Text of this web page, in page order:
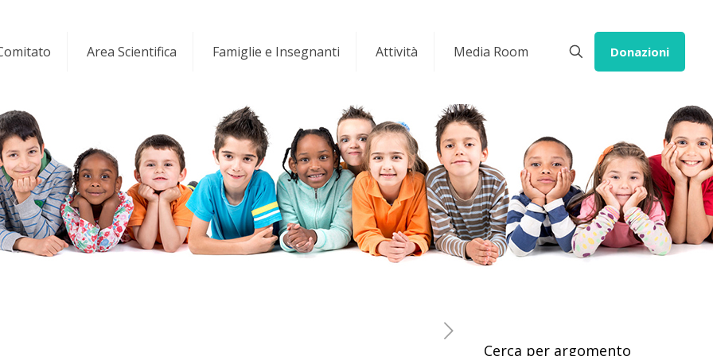
Area Scientifica Famiglie e Insegnanti Attività Media Room Donazioni
Cerca per argomento